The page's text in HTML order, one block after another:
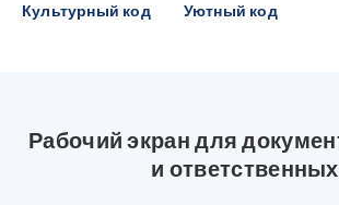
Культурный код Уютный код
Рабочий экран для
и ответственных